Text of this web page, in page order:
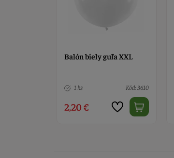
Balón biely guľa XXL
1 ks Kód: 3610
2,20 €